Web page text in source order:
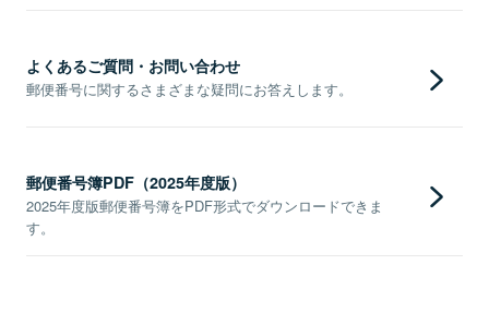
よくあるご質問・お問い合わせ
郵便番号に関するさまざまな疑問にお答えします。
郵便番号簿PDF（2025年度版）
2025年度版郵便番号簿をPDF形式でダウンロードできま
す。